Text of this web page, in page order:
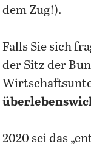
dem Zug!).
Falls Sie sich
der Sitz der
2020 sei das